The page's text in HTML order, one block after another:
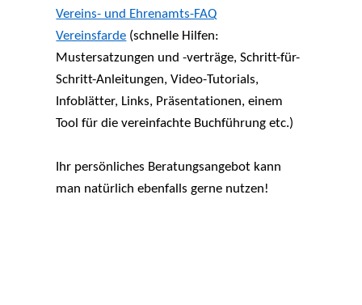
Vereins- und Ehrenamts-FAQ
Vereinsfarde (schnelle Hilfen:
Mustersatzungen und -verträge, Schritt-für-
Schritt-Anleitungen, Video-Tutorials,
Infoblätter, Links, Präsentationen, einem
Tool für die vereinfachte Buchführung etc.)
Ihr persönliches Beratungsangebot kann
man natürlich ebenfalls gerne nutzen!